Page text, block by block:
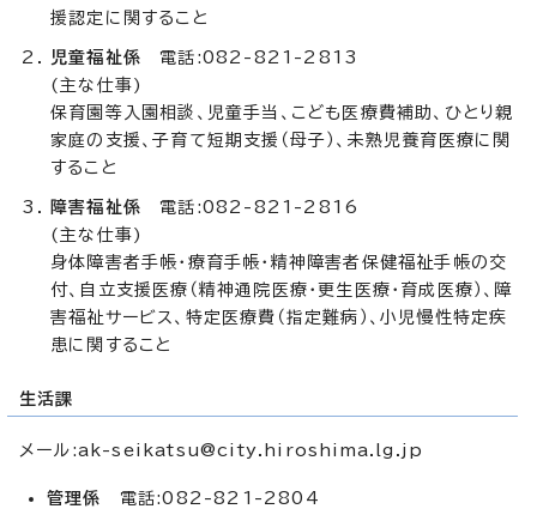
援認定に関すること
児童福祉係 電話:082-821-2813
(主な仕事)
保育園等入園相談、児童手当、こども医療費補助、ひとり親
家庭の支援、子育て短期支援（母子）、未熟児養育医療に関
すること
障害福祉係 電話:082-821-2816
(主な仕事)
身体障害者手帳・療育手帳・精神障害者保健福祉手帳の交
付、自立支援医療（精神通院医療・更生医療・育成医療）、障
害福祉サービス、特定医療費（指定難病）、小児慢性特定疾
患に関すること
生活課
メール:ak-seikatsu@city.hiroshima.lg.jp
管理係
電話:082-821-2804